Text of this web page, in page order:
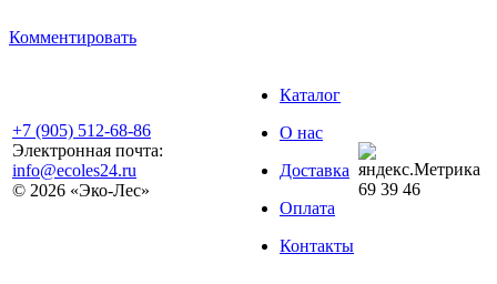
Комментировать
+7 (905) 512-68-86
Электронная почта:
info@ecoles24.ru
© 2026 «Эко-Лес»
Каталог
О нас
Доставка
Оплата
Контакты
69 39 46